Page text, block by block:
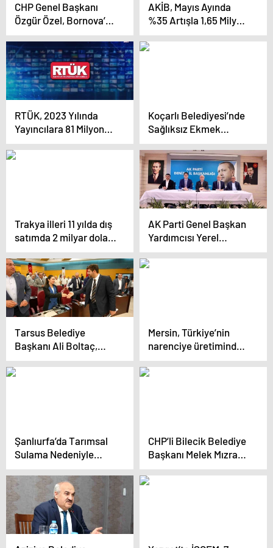
CHP Genel Başkanı
Özgür Özel, Bornova’da
Kiraz Festivaline
Katıldı
AKİB, Mayıs Ayında
%35 Artışla 1,65 Milyar
Dolar İhracat
Gerçekleştirdi
RTÜK, 2023 Yılında
Yayıncılara 81 Milyon
TL Cezai İşlem
Uyguladı
Koçarlı Belediyesi’nde
Sağlıksız Ekmek
Üretimi Ortaya Çıktı
Trakya illeri 11 yılda dış
satımda 2 milyar doları
geride bıraktı
AK Parti Genel Başkan
Yardımcısı Yerel
Yönetimler Başkanı
Yusuf Ziya Yılmaz, AK
Tarsus Belediye
Başkanı Ali Boltaç,
Ekmek Fabrikasının
Zararını Açıkladı
Mersin, Türkiye’nin
narenciye üretiminde
ikinci sırada
Şanlıurfa’da Tarımsal
Sulama Nedeniyle
Elektrik Tüketimi Üç
Katına Çıktı
CHP’li Bilecik Belediye
Başkanı Melek Mızrak
Subaşı, Göreve
Geldiğinde Büyük